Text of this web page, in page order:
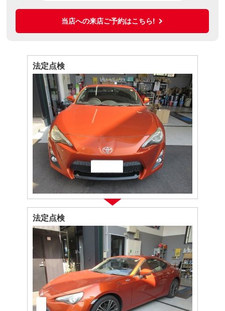
当店への来店ご予約はこちら!
法定点検
法定点検